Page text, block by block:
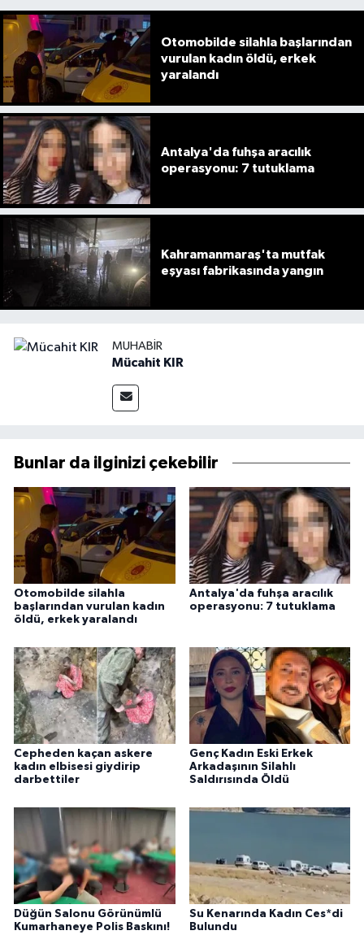
Otomobilde silahla başlarından
vurulan kadın öldü, erkek
yaralandı
Antalya'da fuhşa aracılık
operasyonu: 7 tutuklama
Kahramanmaraş'ta mutfak
eşyası fabrikasında yangın
MUHABIR
Mücahit KIR
Bunlar da ilginizi çekebilir
Otomobilde silahla
başlarından vurulan kadın
öldü, erkek yaralandı
Antalya'da fuhşa aracılık
operasyonu: 7 tutuklama
Cepheden kaçan askere
kadın elbisesi giydirip
darbettiler
Genç Kadın Eski Erkek
Arkadaşının Silahlı
Saldırısında Öldü
Düğün Salonu Görünümlü
Kumarhaneye Polis Baskını!
Su Kenarında Kadın Ces*di
Bulundu